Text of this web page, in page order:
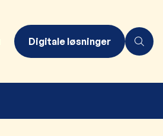
Digitale løsninger